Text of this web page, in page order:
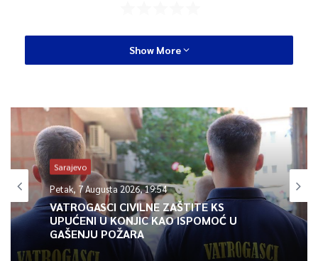
Show More
Sarajevo
Petak, 7 Augusta 2026, 19:54
VATROGASCI CIVILNE ZAŠTITE KS
UPUĆENI U KONJIC KAO ISPOMOĆ U
GAŠENJU POŽARA